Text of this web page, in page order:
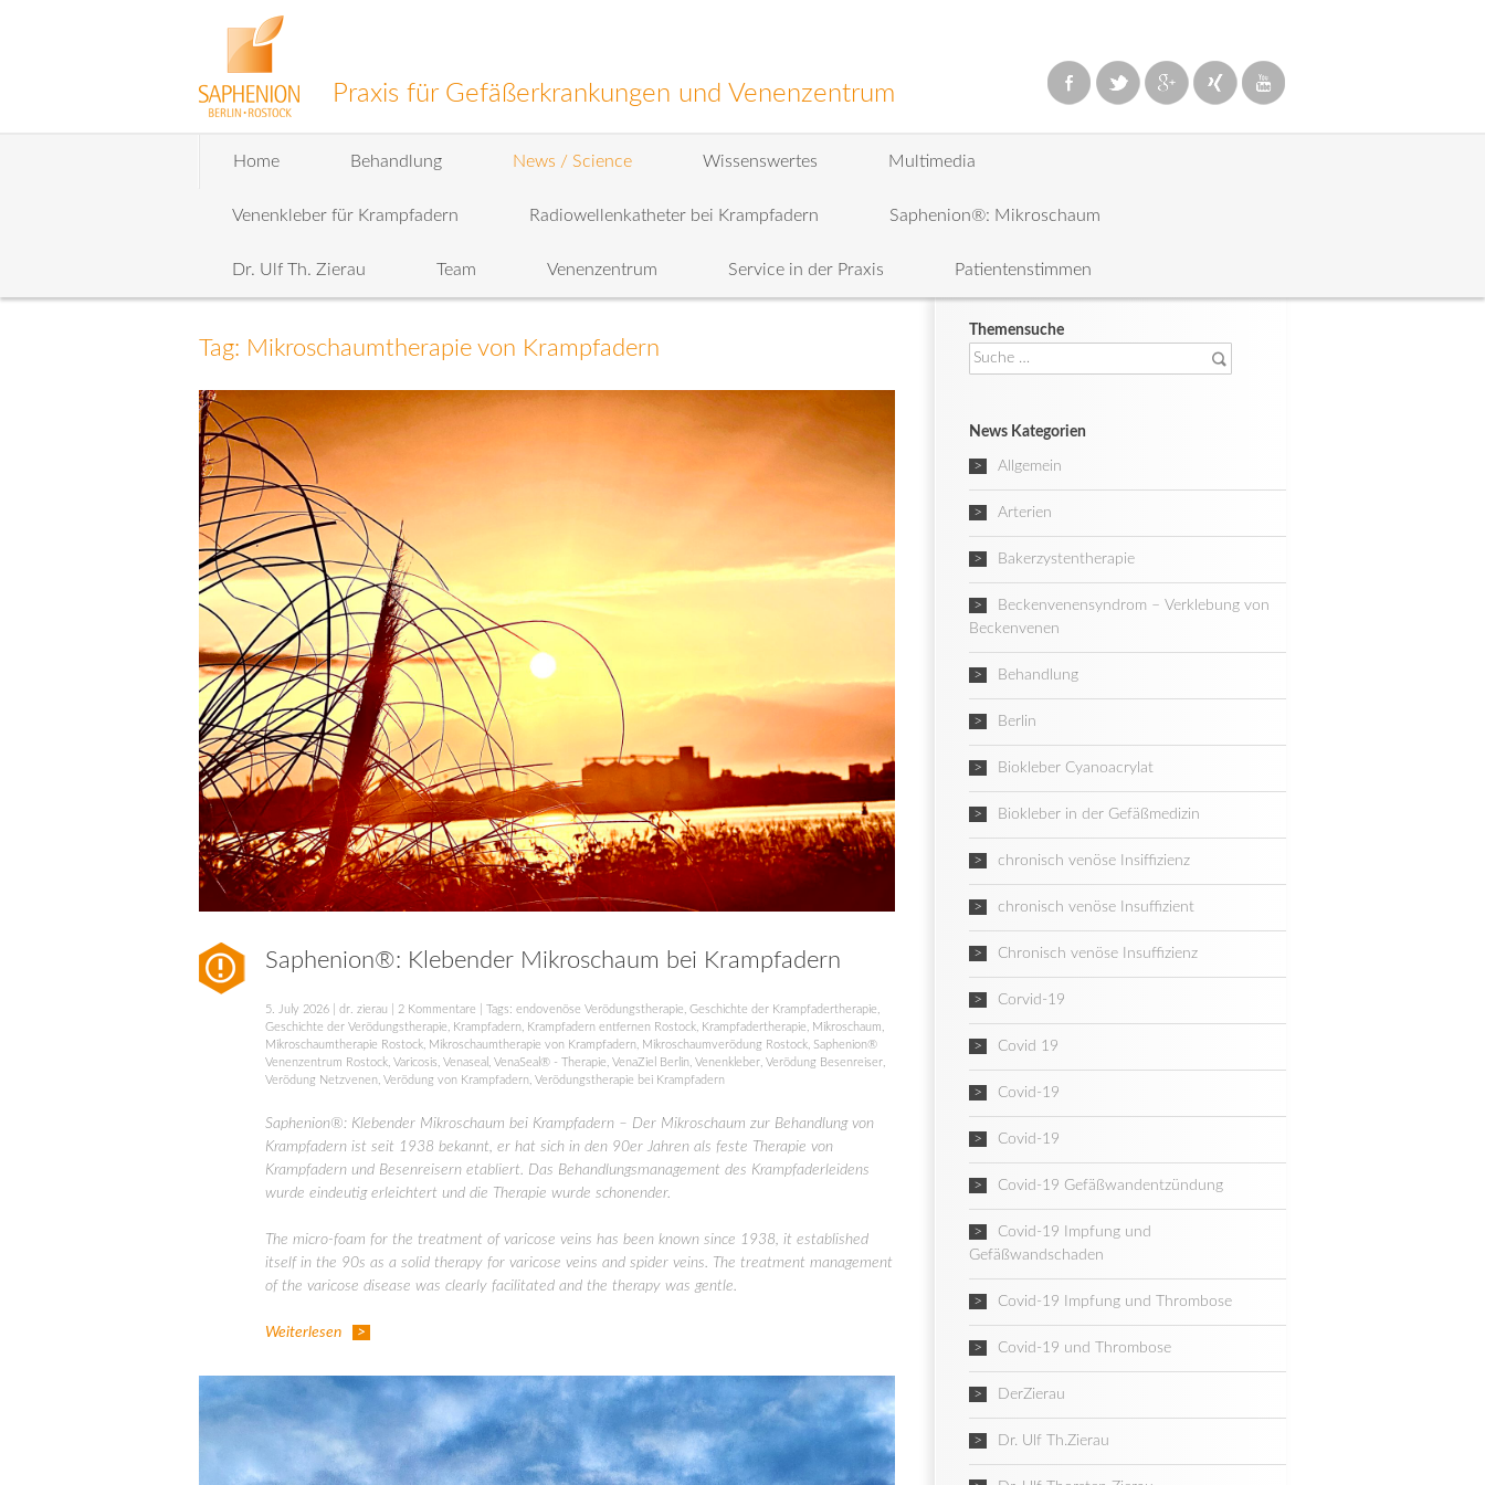
Praxis für Gefäßerkrankungen und Venenzentrum
Home Behandlung News / Science Wissenswertes Multimedia
Venenkleber für Krampfadern Radiowellenkatheter bei Krampfadern Saphenion®: Mikroschaum
Dr. Ulf Th. Zierau Team Venenzentrum Service in der Praxis Patientenstimmen
Tag: Mikroschaumtherapie von Krampfadern
Saphenion®: Klebender Mikroschaum bei Krampfadern
5. July 2026 dr. zierau 2 Kommentare | Tags: endovenöse Verödungstherapie Geschichte der Krampfadertherapie
Geschichte der Verödungstherapie
Krampfadern Krampfadern entfernen Rostock Krampfadertherapie Mikroschaum
Mikroschaumtherapie Rostock Mikroschaumtherapie von Krampfadern Mikroschaumverödung Rostock Saphenion®
Venenzentrum Rostock Varicosis Venaseal VenaSeal® - Therapie VenaZiel Berlin Venenkleber Verödung Besenreiser
Verödung Netzvenen Verödung von Krampfadern Verödungstherapie bei Krampfadern
Saphenion®: Klebender Mikroschaum bei Krampfadern – Der Mikroschaum zur Behandlung von
Krampfadern ist seit 1938 bekannt, er hat sich in den 90er Jahren als feste Therapie von
Krampfadern und Besenreisern etabliert. Das Behandlungsmanagement des Krampfaderleidens
wurde eindeutig erleichtert und die Therapie wurde schonender.
The micro-foam for the treatment of varicose veins has been known since 1938, it established
itself in the 90s as a solid therapy for varicose veins and spider veins. The treatment management
of the varicose disease was clearly facilitated and the therapy was gentle.
Weiterlesen
Themensuche
Suche
nach:
News Kategorien
Allgemein
Arterien
Bakerzystentherapie
Beckenvenensyndrom – Verklebung von
Beckenvenen
Behandlung
Berlin
Biokleber Cyanoacrylat
Biokleber in der Gefäßmedizin
chronisch venöse Insiffizienz
chronisch venöse Insuffizient
Chronisch venöse Insuffizienz
Corvid-19
Covid 19
Covid-19
Covid-19
Covid-19 Gefäßwandentzündung
Covid-19 Impfung und
Gefäßwandschaden
Covid-19 Impfung und Thrombose
Covid-19 und Thrombose
DerZierau
Dr. Ulf Th.Zierau